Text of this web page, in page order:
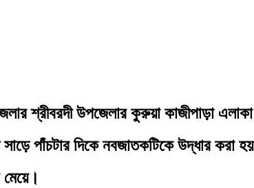
শ্রীবরদী উপজেলার কুরুয়া কাজীপাড়া
পাঁচটার দিকে নবজাতকটিকে উদ্ধার করা